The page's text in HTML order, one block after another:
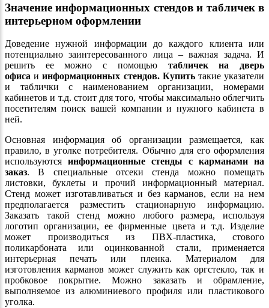
Значение информационных стендов и табличек в
интерьерном оформлении
Доведение нужной информации до каждого клиента или
потенциально заинтересованного лица – важная задача. И
решить ее можно с помощью табличек на дверь
офиса иинформационных стендов. Купитьтакие указатели
и таблички с наименованием организации, номерами
кабинетов и т.д. стоит для того, чтобы максимально облегчить
посетителям поиск вашей компании и нужного кабинета в
ней.
Основная информация об организации размещается, как
правило, в уголке потребителя. Обычно для его оформления
используются информационные стенды с карманами на
заказ. В специальные отсеки стенда можно помещать
листовки, буклеты и прочий информационный материал.
Стенд может изготавливаться и без карманов, если на нем
предполагается разместить стационарную информацию.
Заказать такой стенд можно любого размера, используя
логотип организации, ее фирменные цвета и т.д. Изделие
может производиться из ПВХ-пластика, стового
поликарбоната или оцинкованной стали, применяется
интерьерная печать или пленка. Материалом для
изготовления карманов может служить как оргстекло, так и
пробковое покрытие. Можно заказать и обрамление,
выполняемое из алюминиевого профиля или пластикового
уголка.